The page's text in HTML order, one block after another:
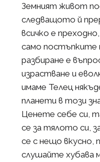
Земният живот
следващото й
всичко е
само постъпките
разбиране е
израстване и
имаме Телец
планети в този
Ценете себе си,
се за тялото си,
се с нещо вкусно,
слушайте хубава